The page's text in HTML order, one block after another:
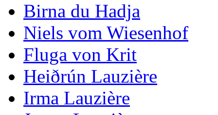
Birna du Hadja
Niels vom Wiesenhof
Fluga von Krit
Heiðrún Lauzière
Irma Lauzière